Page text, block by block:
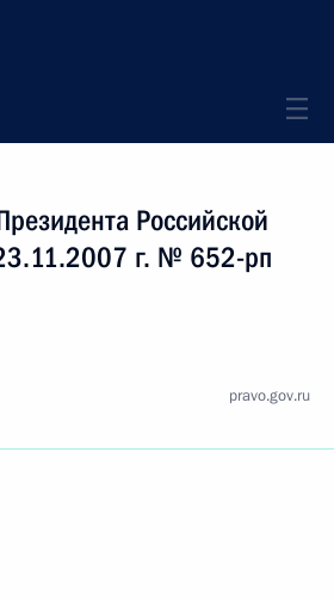
Российской
г. № 652-рп
pravo.gov.ru